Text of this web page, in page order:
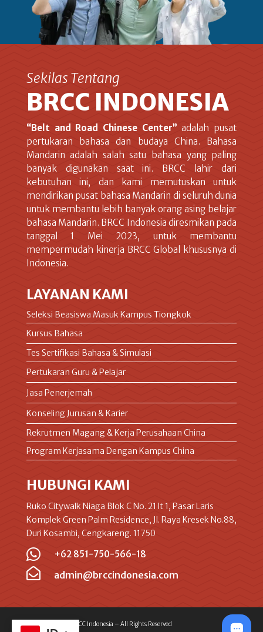
Sekilas Tentang
BRCC INDONESIA
“Belt and Road Chinese Center” adalah pusat
pertukaran bahasa dan budaya China. Bahasa
Mandarin adalah salah satu bahasa yang paling
banyak digunakan saat ini. BRCC lahir dari
kebutuhan ini, dan kami memutuskan untuk
mendirikan pusat bahasa Mandarin di seluruh dunia
untuk membantu lebih banyak orang asing belajar
bahasa Mandarin. BRCC Indonesia diresmikan pada
tanggal 1 Mei 2023, untuk membantu
mempermudah kinerja BRCC Global khususnya di
Indonesia.
LAYANAN KAMI
Seleksi Beasiswa Masuk Kampus Tiongkok
Kursus Bahasa
Tes Sertifikasi Bahasa & Simulasi
Pertukaran Guru & Pelajar
Jasa Penerjemah
Konseling Jurusan & Karier
Rekrutmen Magang & Kerja Perusahaan China
Program Kerjasama Dengan Kampus China
HUBUNGI KAMI
Ruko Citywalk Niaga Blok C No. 21 lt 1, Pasar Laris
Komplek Green Palm Residence, Jl. Raya Kresek No.88,
Duri Kosambi, Cengkareng. 11750
 +62 851-750-566-18
 admin@brccindonesia.com
© 2023 – 2025 BRCC Indonesia – All Rights Reserved